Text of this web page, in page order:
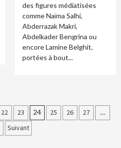
des figures médiatisées
comme Naïma Salhi,
Abderrazak Makri,
Abdelkader Bengrina ou
encore Lamine Belghit,
portées à bout...
22 23 24 25 26 27 …
Suivant